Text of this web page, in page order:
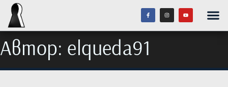
Автор: elqueda91